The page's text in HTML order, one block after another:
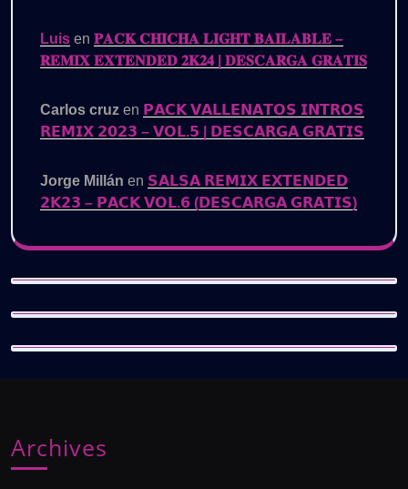
Luis en 𝐏𝐀𝐂𝐊 𝐂𝐇𝐈𝐂𝐇𝐀 𝐋𝐈𝐆𝐇𝐓 𝐁𝐀𝐈𝐋𝐀𝐁𝐋𝐄 –
𝐑𝐄𝐌𝐈𝐗 𝐄𝐗𝐓𝐄𝐍𝐃𝐄𝐃 𝟐𝐊𝟐𝟒 | 𝐃𝐄𝐒𝐂𝐀𝐑𝐆𝐀 𝐆𝐑𝐀𝐓𝐈𝐒
Carlos cruz en 𝗣𝗔𝗖𝗞 𝗩𝗔𝗟𝗟𝗘𝗡𝗔𝗧𝗢𝗦 𝗜𝗡𝗧𝗥𝗢𝗦
𝗥𝗘𝗠𝗜𝗫 𝟮𝟬𝟮𝟯 – 𝗩𝗢𝗟.𝟱 | 𝗗𝗘𝗦𝗖𝗔𝗥𝗚𝗔 𝗚𝗥𝗔𝗧𝗜𝗦
Jorge Millán en 𝗦𝗔𝗟𝗦𝗔 𝗥𝗘𝗠𝗜𝗫 𝗘𝗫𝗧𝗘𝗡𝗗𝗘𝗗
𝟮𝗞𝟮𝟯 – 𝗣𝗔𝗖𝗞 𝗩𝗢𝗟.𝟲 (𝗗𝗘𝗦𝗖𝗔𝗥𝗚𝗔 𝗚𝗥𝗔𝗧𝗜𝗦)
Archives